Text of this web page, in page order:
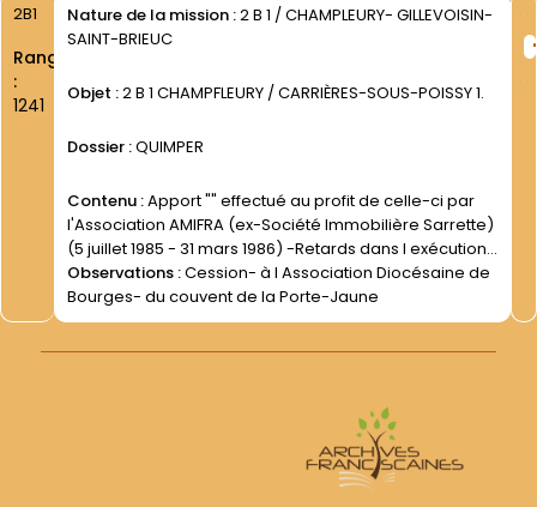
2B1
Rang
:
1241
Nature de la mission :2 B 1 / CHAMPLEURY- GILLEVOISIN-
SAINT-BRIEUC
Objet :2 B 1 CHAMPFLEURY / CARRIÈRES-SOUS-POISSY 1.
Dossier :QUIMPER
Contenu :Apport "" effectué au profit de celle-ci par
l'Association AMIFRA (ex-Société Immobilière Sarrette)
(5 juillet 1985 - 31 mars 1986) -Retards dans l exécution
de cet "" apport "" (27 avril 1987- 25 mars 1988)
Observations :Cession- à l Association Diocésaine de
Bourges- du couvent de la Porte-Jaune